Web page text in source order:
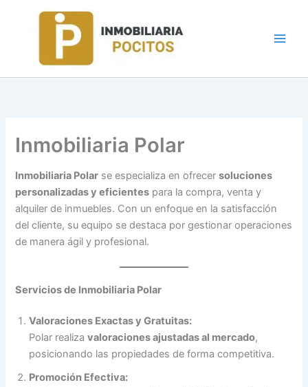
Inmobiliaria Polar
Inmobiliaria Polar se especializa en ofrecersoluciones
personalizadas y eficientes para la compra, venta y
alquiler de inmuebles. Con un enfoque en la satisfacción
del cliente, su equipo se destaca por gestionar operaciones
de manera ágil y profesional.
Servicios de Inmobiliaria Polar
Valoraciones Exactas y Gratuitas:
Polar realizavaloraciones ajustadas al mercado,
posicionando las propiedades de forma competitiva.
Promoción Efectiva: